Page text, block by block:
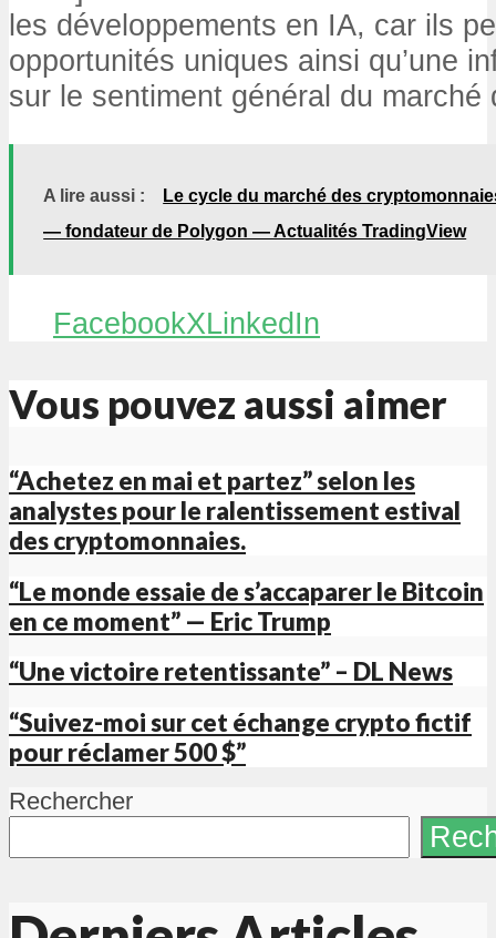
les développements en IA, car ils
opportunités uniques ainsi qu’une
sur le sentiment général du marché
A lire aussi :
Le cycle du marché des
— fondateur de Polygon — Actualités TradingView
FacebookXLinkedIn
Vous pouvez aussi aimer
“Achetez en mai et partez” selon les
analystes pour le ralentissement estival
des cryptomonnaies.
“Le monde essaie de s’accaparer le Bitcoin
en ce moment” — Eric Trump
“Une victoire retentissante” – DL News
“Suivez-moi sur cet échange crypto fictif
pour réclamer 500 $”
Rechercher